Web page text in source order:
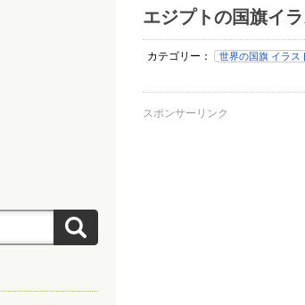
エジプトの国旗イ
カテゴリー： 世界の国旗 イラス
スポンサーリンク